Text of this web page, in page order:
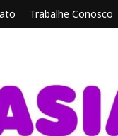
Trabalhe Conosco